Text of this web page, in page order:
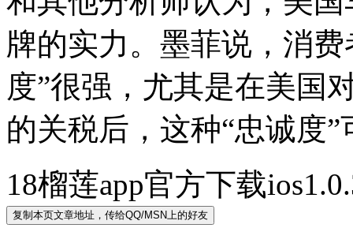
牌的实力。墨菲说，消
度”很强，尤其是在美国
的关税后，这种“忠诚度
18榴莲app官方下载